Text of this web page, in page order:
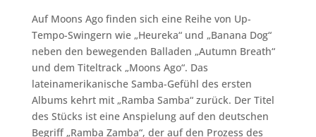
Auf Moons Ago finden sich eine Reihe von Up-
Tempo-Swingern wie „Heureka“ und „Banana Dog“
neben den bewegenden Balladen „Autumn Breath“
und dem Titeltrack „Moons Ago“. Das
lateinamerikanische Samba-Gefühl des ersten
Albums kehrt mit „Ramba Samba“ zurück. Der Titel
des Stücks ist eine Anspielung auf den deutschen
Begriff „Ramba Zamba“, der auf den Prozess des